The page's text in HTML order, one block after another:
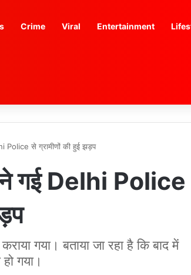
Crime Viral Entertainment
Police से ग्रामीणों की हुई झड़प
गई Delhi Police
गया। बताया जा रहा है कि बाद में
गया।